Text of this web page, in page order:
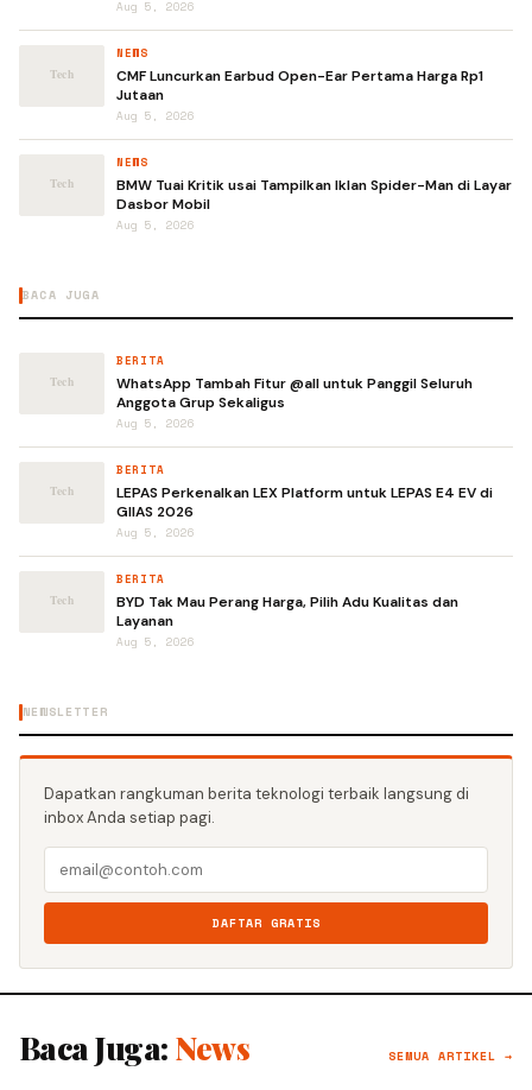
Aug 5, 2026
NEWS
CMF Luncurkan Earbud Open-Ear Pertama Harga Rp1
Jutaan
Aug 5, 2026
NEWS
BMW Tuai Kritik usai Tampilkan Iklan Spider-Man di Layar
Dasbor Mobil
Aug 5, 2026
BACA JUGA
BERITA
WhatsApp Tambah Fitur @all untuk Panggil Seluruh
Anggota Grup Sekaligus
Aug 5, 2026
BERITA
LEPAS Perkenalkan LEX Platform untuk LEPAS E4 EV di
GIIAS 2026
Aug 5, 2026
BERITA
BYD Tak Mau Perang Harga, Pilih Adu Kualitas dan
Layanan
Aug 5, 2026
NEWSLETTER
Dapatkan rangkuman berita teknologi terbaik langsung di
inbox Anda setiap pagi.
DAFTAR GRATIS
Baca Juga: News SEMUA ARTIKEL →